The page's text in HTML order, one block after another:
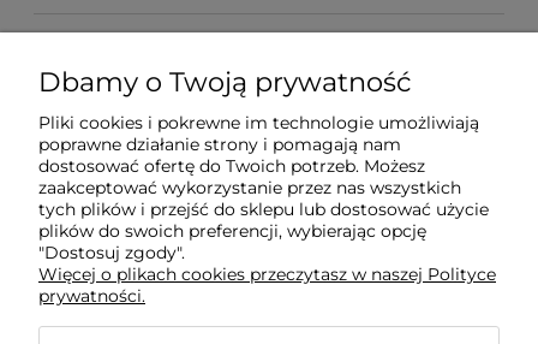
Dostawa
Moje konto
Gwarancja i zwroty
Dbamy o Twoją prywatność
Pliki cookies i pokrewne im technologie umożliwiają
poprawne działanie strony i pomagają nam
dostosować ofertę do Twoich potrzeb. Możesz
zaakceptować wykorzystanie przez nas wszystkich
tych plików i przejść do sklepu lub dostosować użycie
plików do swoich preferencji, wybierając opcję
"Dostosuj zgody".
Więcej o plikach cookies przeczytasz w naszej Polityce
prywatności.